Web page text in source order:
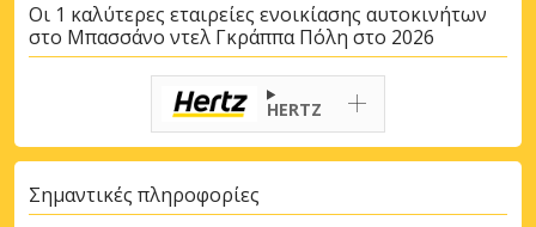
Οι 1 καλύτερες εταιρείες ενοικίασης αυτοκινήτων
στο Μπασσάνο ντελ Γκράππα Πόλη στο 2026
HERTZ
Σημαντικές πληροφορίες